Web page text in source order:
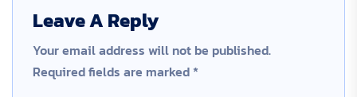
Leave A Reply
Your email address will not be published.
Required fields are marked *